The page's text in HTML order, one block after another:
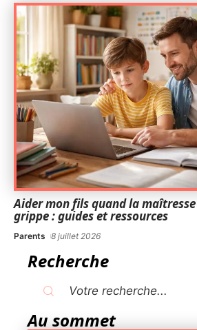
Aider mon fils quand la
grippe : guides et ressources
Parents 8 juillet 2026
Recherche
Au sommet